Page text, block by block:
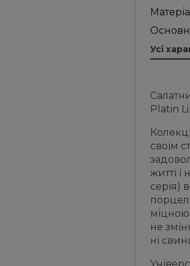
Усі
Platin
своїм
житті і
серія)
міцною
не
ні